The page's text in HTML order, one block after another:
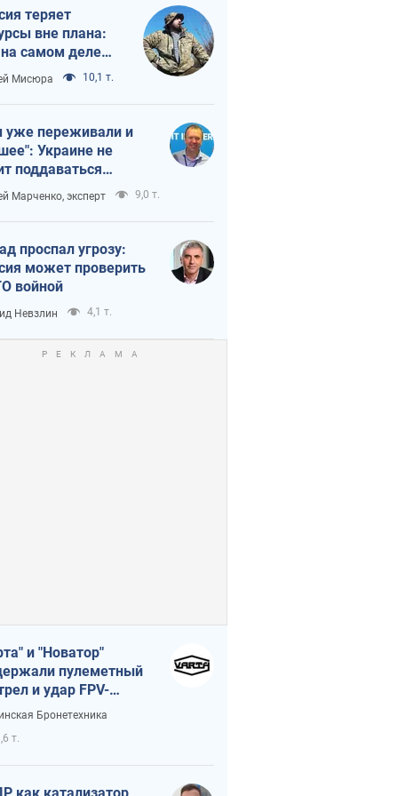
теряет
вне плана:
на самом деле
темп войны
Мисюра 10,1 т.
переживали и
Украине не
поддаваться
из-за
террора
Марченко, эксперт 9,0 т.
проспал угрозу:
может проверить
войной
Невзлин 4,1 т.
и "Новатор"
пулеметный
и удар FPV-
сохранив жизнь
Бронетехника
т.